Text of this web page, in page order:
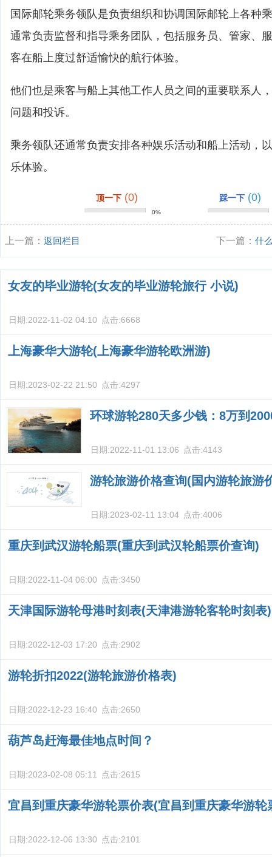
国际邮轮乘务领队是负责组织和协调国际邮轮上各种
通常负责监督和指导乘务团队，包括服务员、管家、
客在船上度过舒适愉快的航行体验。
他们也是乘客与船上其他工作人员之间的重要联系人
问题和投诉。
乘务领队还通常负责安排各种娱乐活动和船上活动，
乐体验。
顶一下 (0)
0%
踩一下 (0)
上一篇： 返回栏目 下一篇：什
乘务员？
女友的毕业游轮(女友的毕业游轮旅行 小说)
日期:2022-11-02 04:10 点击:6668
上海豪华大游轮(上海豪华游轮欧洲游)
日期:2023-02-22 21:50 点击:4297
环球游轮280天多少钱：8万到
日期:2022-11-01 13:06 点击:4143
游轮旅游价格查询(国内游轮旅游
日期:2023-02-11 13:04 点击:4006
重庆到武汉游轮船票(重庆到武汉轮船票价查询)
日期:2022-11-04 06:00 点击:3450
天津国际游轮母港时刻表(天津港游轮客轮时刻表)
日期:2022-12-03 17:20 点击:2902
游轮折扣2022(游轮旅游价格表)
日期:2022-12-23 16:40 点击:2650
葫芦岛赶海最佳地点时间？
日期:2023-02-08 05:11 点击:2615
宜昌到重庆豪华游轮票价表(宜昌到重庆豪华游轮
日期:2022-12-06 13:30 点击:2101